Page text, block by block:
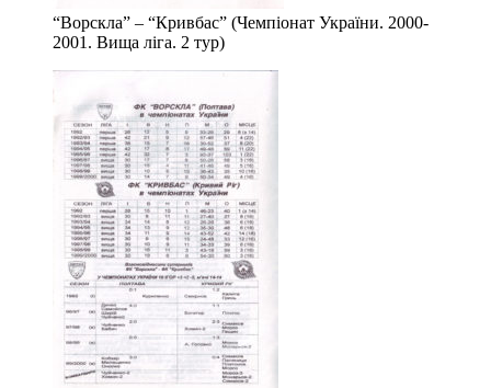
“Ворскла” – “Кривбас” (Чемпіонат України. 2000-
2001. Вища ліга. 2 тур)